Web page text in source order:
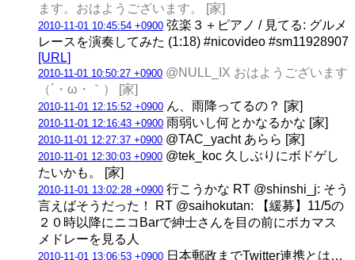
ます。おはようございます。 [家]
2010-11-01 10:45:54 +0900 弦楽３＋ピアノ / 見てる: グルメ
レースを演奏してみた (1:18) #nicovideo #sm11928907
[URL]
2010-11-01 10:50:27 +0900 @NULL_IX おはようございます
（´・ω・｀） [家]
2010-11-01 12:15:52 +0900 ん、雨降ってるの？ [家]
2010-11-01 12:16:43 +0900 雨弱いし何とかなるかな [家]
2010-11-01 12:27:37 +0900 @TAC_yacht あらら [家]
2010-11-01 12:30:03 +0900 @tek_koc 久しぶりにボドゲし
たいかも。 [家]
2010-11-01 13:02:28 +0900 行こうかな RT @shinshi_j: そう
言えばそうだった！ RT @saihokutan: 【緩募】11/5の
２０時以降にニコBarで紳士さんを目の前にボカマス
メドレーを見る人
2010-11-01 13:06:53 +0900 日本郵政までTwitter連携とは…